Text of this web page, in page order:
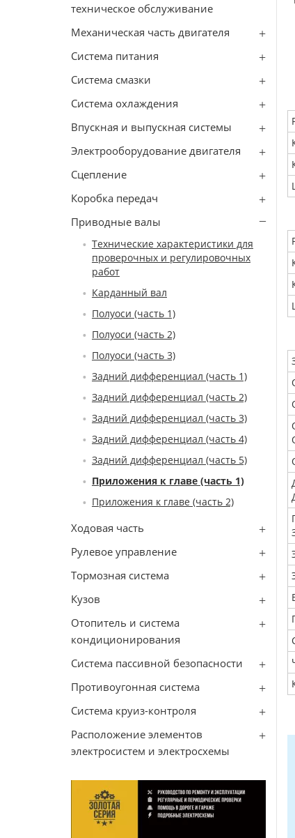
техническое обслуживание
Механическая часть двигателя
Система питания
Система смазки
Система охлаждения
Впускная и выпускная системы
Электрооборудование двигателя
Сцепление
Коробка передач
Приводные валы
Технические характеристики для
проверочных и регулировочных
работ
Карданный вал
Полуоси (часть 1)
Полуоси (часть 2)
Полуоси (часть 3)
Задний дифференциал (часть 1)
Задний дифференциал (часть 2)
Задний дифференциал (часть 3)
Задний дифференциал (часть 4)
Задний дифференциал (часть 5)
Приложения к главе (часть 1)
Приложения к главе (часть 2)
Ходовая часть
Рулевое управление
Тормозная система
Кузов
Отопитель и система
кондиционирования
Система пассивной безопасности
Противоугонная система
Система круиз-контроля
Расположение элементов
электросистем и электросхемы